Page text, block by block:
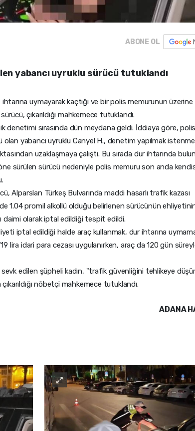
ABONE OL
yabancı uyruklu sürücü tutuklandı
ihtarına uymayarak kaçtığı ve bir polis memurunun üzerine
çıkarıldığı mahkemece tutuklandı.
denetimi sırasında dün meydana geldi. İddiaya göre, polis
yabancı uyruklu Canyel H., denetim yapılmak
uzaklaşmaya çalıştı. Bu sırada dur ihtarında
sürülen sürücü nedeniyle polis memuru son anda
Alparslan Türkeş Bulvarında maddi hasarlı trafik kazası
1.04 promil alkollü olduğu belirlenen sürücünün
daimi olarak iptal edildiği tespit edildi.
iptal edildiği halde araç kullanmak, dur ihtarına
idari para cezası uygulanırken, araç da 120 gün
edilen şüpheli kadın, "trafik güvenliğini tehlikeye
nöbetçi mahkemece tutuklandı.
ADANA